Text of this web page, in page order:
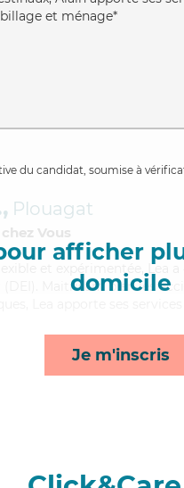
et ménage*
du candidat, soumise à
afficher
domicile
Je m'inscris
Plouagat
Vous
et expérimentée, Lea
(DEI). Maitrisant bien les